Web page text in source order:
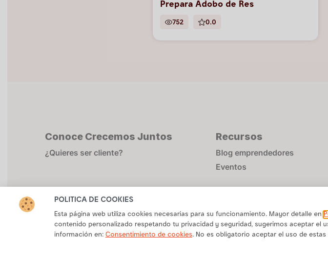
Prepara Adobo de Res
752 0.0
Conoce Crecemos Juntos
¿Quieres ser cliente?
Recursos
Blog emprendedores
Eventos
POLÍTICA DE COOKIES
Esta página web utiliza cookies necesarias para su funcionamiento. Mayor detalle en
contenido personalizado respetando tu privacidad y seguridad, sugerimos aceptar el
información en: Consentimiento de cookies. No es obligatorio aceptar el uso de estas